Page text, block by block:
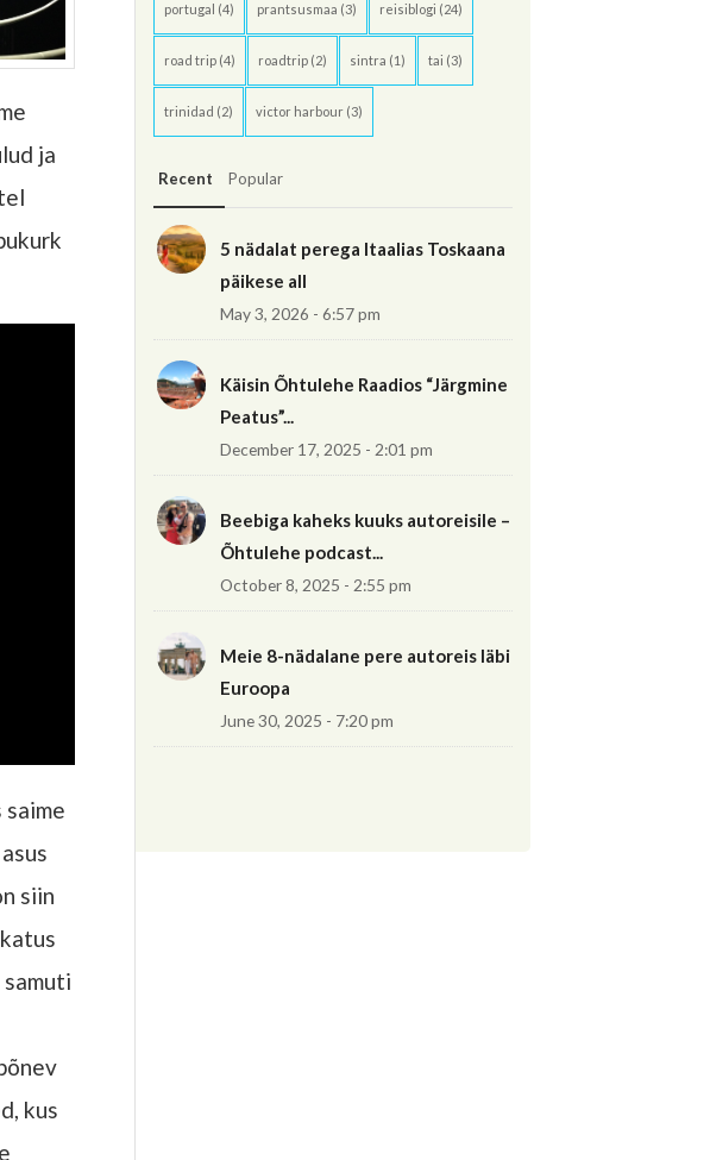
ja
saime
siin
kus
portugal (4) prantsusmaa (3) reisiblogi (24)
road trip(4) roadtrip(2) sintra (1) tai (3)
trinidad (2) victor harbour(3)
Recent Popular
5 nädalat perega Itaalias Toskaana
päikese all
May 3, 2026 - 6:57 pm
Käisin Õhtulehe Raadios “Järgmine
Peatus”...
December 17, 2025 - 2:01 pm
Beebiga kaheks kuuks autoreisile –
Õhtulehe podcast...
October 8, 2025 - 2:55 pm
Meie 8-nädalane pere autoreis läbi
Euroopa
June 30, 2025 - 7:20 pm